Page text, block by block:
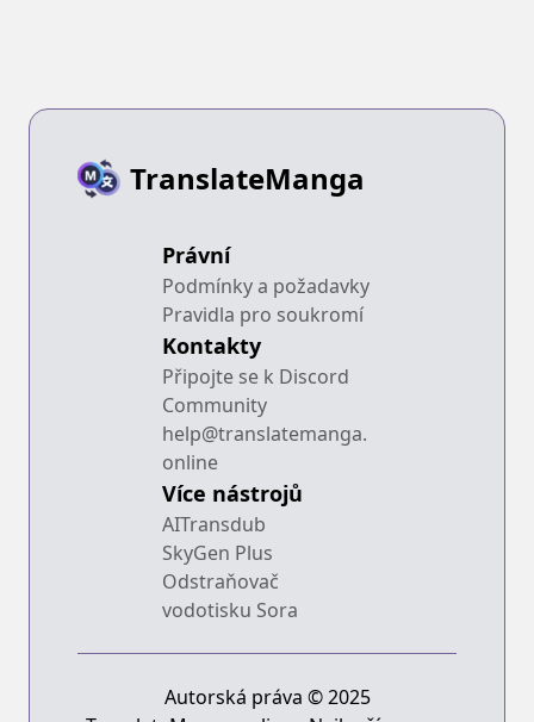
TranslateManga
Právní
Podmínky a požadavky
Pravidla pro soukromí
Kontakty
Připojte se k Discord
Community
help@translatemanga.
online
Více nástrojů
AITransdub
SkyGen Plus
Odstraňovač
vodotisku Sora
Autorská práva © 2025